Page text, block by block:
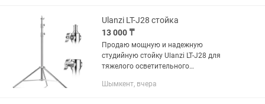
Ulanzi LT-J28 стойка
13 000 ₸
Продаю мощную и надежную
студийную стойку Ulanzi LT-J28 для
тяжелого осветительного
постоянного света). Состояние:
Шымкент, вчера